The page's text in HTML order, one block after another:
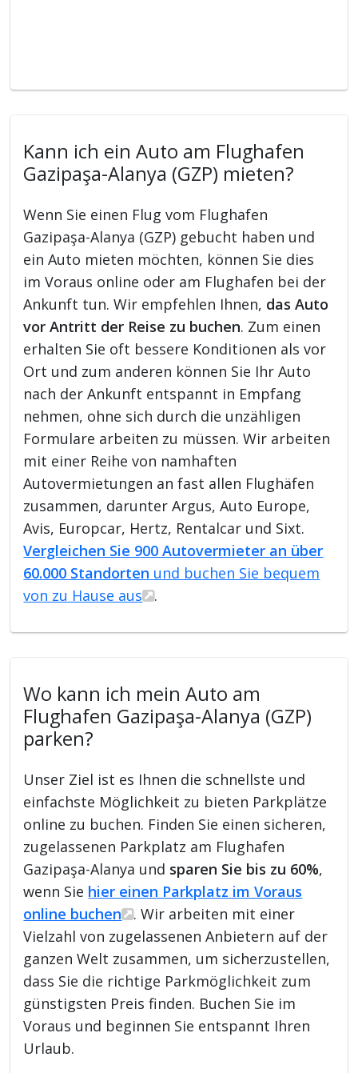
Kann ich ein Auto am Flughafen
Gazipaşa-Alanya (GZP) mieten?
Wenn Sie einen Flug vom Flughafen
Gazipaşa-Alanya (GZP) gebucht haben und
ein Auto mieten möchten, können Sie dies
im Voraus online oder am Flughafen bei der
Ankunft tun. Wir empfehlen Ihnen, das Auto
vor Antritt der Reise zu buchen. Zum einen
erhalten Sie oft bessere Konditionen als vor
Ort und zum anderen können Sie Ihr Auto
nach der Ankunft entspannt in Empfang
nehmen, ohne sich durch die unzähligen
Formulare arbeiten zu müssen. Wir arbeiten
mit einer Reihe von namhaften
Autovermietungen an fast allen Flughäfen
zusammen, darunter Argus, Auto Europe,
Avis, Europcar, Hertz, Rentalcar und Sixt.
Vergleichen Sie 900 Autovermieter an über
60.000 Standorten und buchen Sie bequem
von zu Hause aus
.
Wo kann ich mein Auto am
Flughafen Gazipaşa-Alanya (GZP)
parken?
Unser Ziel ist es Ihnen die schnellste und
einfachste Möglichkeit zu bieten Parkplätze
online zu buchen. Finden Sie einen sicheren,
zugelassenen Parkplatz am Flughafen
Gazipaşa-Alanya und sparen Sie bis zu 60%,
wenn Sie hier einen Parkplatz im Voraus
online buchen
. Wir arbeiten mit einer
Vielzahl von zugelassenen Anbietern auf der
ganzen Welt zusammen, um sicherzustellen,
dass Sie die richtige Parkmöglichkeit zum
günstigsten Preis finden. Buchen Sie im
Voraus und beginnen Sie entspannt Ihren
Urlaub.